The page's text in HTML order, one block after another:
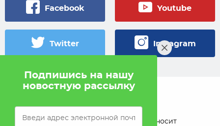
Facebook Youtube
Twitter Instagram
Pokah не проводит игры на деньги. Сайт носит
Подпишись на нашу
новостную рассылку